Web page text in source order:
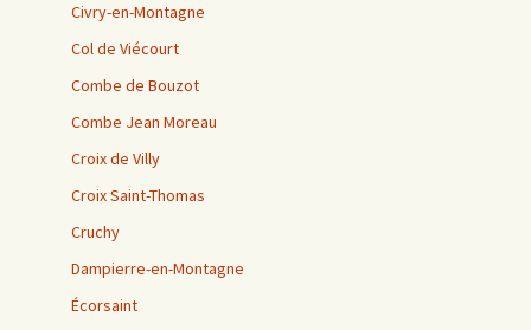
Civry-en-Montagne
Col de Viécourt
Combe de Bouzot
Combe Jean Moreau
Croix de Villy
Croix Saint-Thomas
Cruchy
Dampierre-en-Montagne
Écorsaint